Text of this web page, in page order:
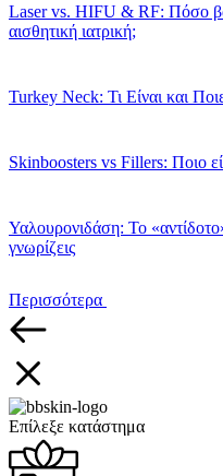
Laser vs. HIFU & RF: Πόσο
αισθητική ιατρική;
Turkey Neck: Τι Είναι και
Skinboosters vs Fillers: Ποιο
Υαλουρονιδάση: Το
γνωρίζεις
Περισσότερα
Επίλεξε κατάστημα